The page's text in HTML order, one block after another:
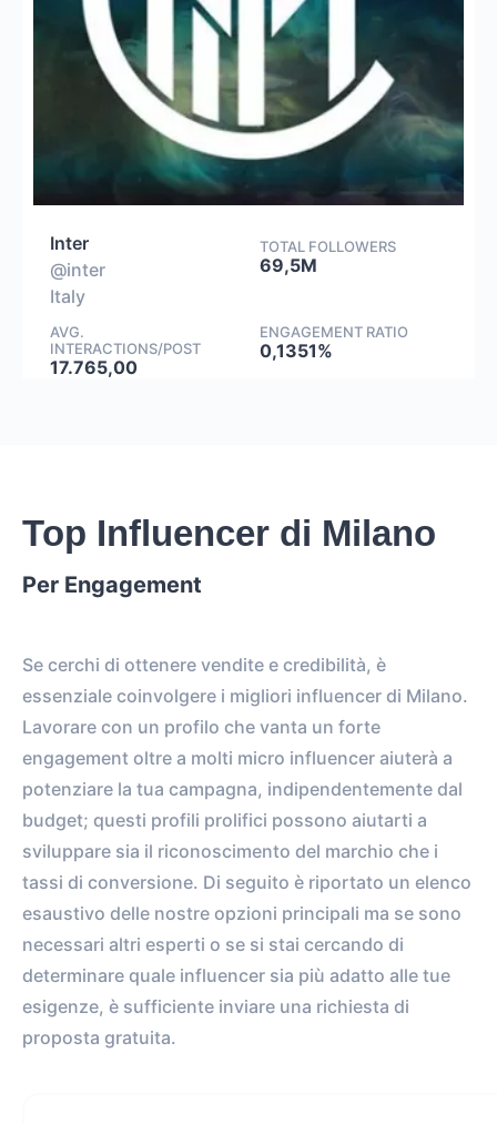
Inter
@inter
Italy
TOTAL FOLLOWERS
69,5M
AVG.
INTERACTIONS/POST
17.765,00
ENGAGEMENT RATIO
0,1351%
Top Influencer di Milano
Per Engagement
Se cerchi di ottenere vendite e credibilità, è
essenziale coinvolgere i migliori influencer di Milano.
Lavorare con un profilo che vanta un forte
engagement oltre a molti micro influencer aiuterà a
potenziare la tua campagna, indipendentemente dal
budget; questi profili prolifici possono aiutarti a
sviluppare sia il riconoscimento del marchio che i
tassi di conversione. Di seguito è riportato un elenco
esaustivo delle nostre opzioni principali ma se sono
necessari altri esperti o se si stai cercando di
determinare quale influencer sia più adatto alle tue
esigenze, è sufficiente inviare una richiesta di
proposta gratuita.